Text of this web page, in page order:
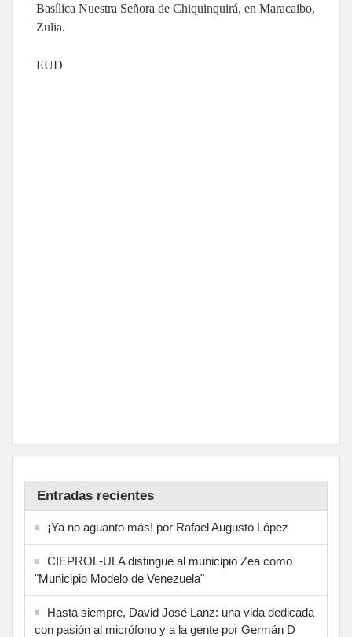
Basílica Nuestra Señora de Chiquinquirá, en Maracaibo,
Zulia.
EUD
Entradas recientes
¡Ya no aguanto más! por Rafael Augusto López
CIEPROL-ULA distingue al municipio Zea como
"Municipio Modelo de Venezuela"
Hasta siempre, David José Lanz: una vida dedicada
con pasión al micrófono y a la gente por Germán D